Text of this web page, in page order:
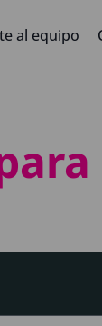
al equipo